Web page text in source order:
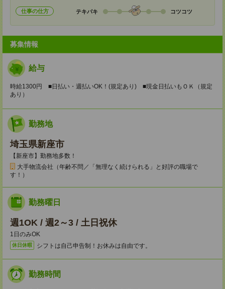
仕事の仕方 テキパキ コツコツ
募集情報
給与
時給1300円 ■日払い・週払いOK！(規定あり) ■現金日払いもＯＫ（規定
あり）
勤務地
埼玉県新座市
【新座市】勤務地多数！
大手物流会社（年齢不問／「無理なく続けられる」と好評の職場で
す！）
勤務曜日
週1OK / 週2～3 / 土日祝休
1日のみOK
休日休暇 シフトは自己申告制！お休みは自由です。
勤務時間